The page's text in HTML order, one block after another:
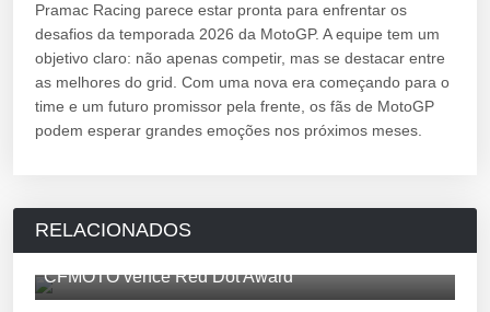
Pramac Racing parece estar pronta para enfrentar os
desafios da temporada 2026 da MotoGP. A equipe tem um
objetivo claro: não apenas competir, mas se destacar entre
as melhores do grid. Com uma nova era começando para o
time e um futuro promissor pela frente, os fãs de MotoGP
podem esperar grandes emoções nos próximos meses.
RELACIONADOS
CFMOTO vence Red Dot Award